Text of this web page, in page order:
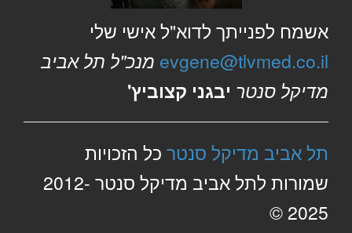
אשמח לפנייתך לדוא"ל אישי שלי
evgene@tlvmed.co.il מנכ"ל תל אביב
מדיקל סנטר יבגני קצוביץ'
תל אביב מדיקל סנטר כל הזכויות
שמורות לתל אביב מדיקל סנטר 2012-
2025 ©